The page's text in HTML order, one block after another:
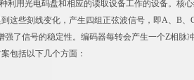
利用光电码盘和相应的读取设备工作的设备。核
这些刻线变化，产生四组正弦波信号，即A、B
强了信号的稳定性。编码器每转会产生一个Z相脉
包括以下几个方面：